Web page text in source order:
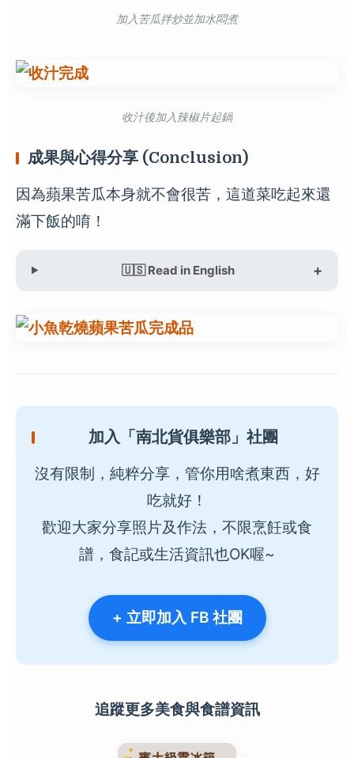
加入苦瓜拌炒並加水悶煮
收汁後加入辣椒片起鍋
成果與心得分享 (Conclusion)
因為蘋果苦瓜本身就不會很苦，這道菜吃起來還
滿下飯的唷！
🇺🇸 Read in English
加入「南北貨俱樂部」社團
沒有限制，純粹分享，管你用啥煮東西，好
吃就好！
歡迎大家分享照片及作法，不限烹飪或食
譜，食記或生活資訊也OK喔~
+ 立即加入 FB 社團
追蹤更多美食與食譜資訊